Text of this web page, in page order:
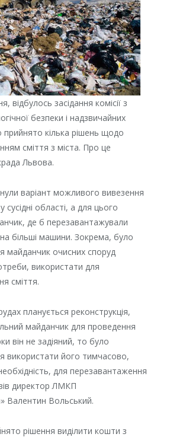
відбулось засідання комісії з
безпеки і надзвичайних
прийнято кілька рішень щодо
сміття з міста. Про це
Львова.
варіант можливого вивезення
сусідні області, а для цього
де б перезавантажували
більші машини. Зокрема, було
майданчик очисних споруд
використати для
сміття.
планується реконструкція,
майданчик для проведення
він не задіяний, то було
використати його тимчасово,
для перезавантаження
директор ЛМКП
Валентин Вольський.
рішення виділити кошти з